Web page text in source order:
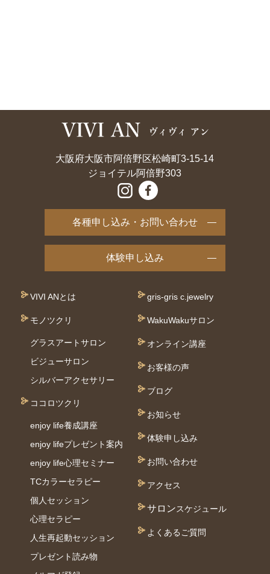
大阪府大阪市阿倍野区松崎町3-15-14
ジョイテル阿倍野303
各種申し込み・お問い合わせ
体験申し込み
VIVI ANとは
モノツクリ
グラスアートサロン
ビジューサロン
シルバーアクセサリー
ココロツクリ
enjoy life養成講座
enjoy lifeプレゼント案内
enjoy life心理セミナー
TCカラーセラピー
個⼈セッション
⼼理セラピー
人生再起動セッション
プレゼント読み物
gris-gris c.jewelry
WakuWakuサロン
オンライン講座
お客様の声
ブログ
お知らせ
体験申し込み
お問い合わせ
アクセス
サロンスケジュール
よくあるご質問